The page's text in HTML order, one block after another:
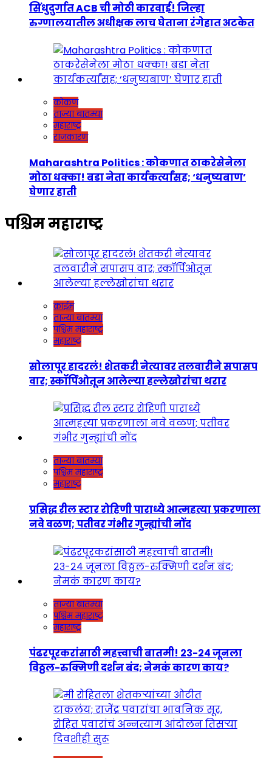
सिंधुदुर्गात ACB ची मोठी कारवाई! जिल्हा
रुग्णालयातील अधीक्षक लाच घेताना रंगेहात अटकेत
कोकण
ताज्या बातम्या
महाराष्ट्र
राजकारण
Maharashtra Politics : कोकणात ठाकरेसेनेला
मोठा धक्का! बडा नेता कार्यकर्त्यांसह; ‘धनुष्यबाण’
घेणार हाती
पश्चिम महाराष्ट्र
क्राईम
ताज्या बातम्या
पश्चिम महाराष्ट्र
महाराष्ट्र
सोलापूर हादरलं! शेतकरी नेत्यावर तलवारीने सपासप
वार; स्कॉर्पिओतून आलेल्या हल्लेखोरांचा थरार
ताज्या बातम्या
पश्चिम महाराष्ट्र
महाराष्ट्र
प्रसिद्ध रील स्टार रोहिणी पाराध्ये आत्महत्या प्रकरणाला
नवे वळण; पतीवर गंभीर गुन्ह्यांची नोंद
ताज्या बातम्या
पश्चिम महाराष्ट्र
महाराष्ट्र
पंढरपूरकरांसाठी महत्त्वाची बातमी! २३-२४ जूनला
विठ्ठल-रुक्मिणी दर्शन बंद; नेमकं कारण काय?